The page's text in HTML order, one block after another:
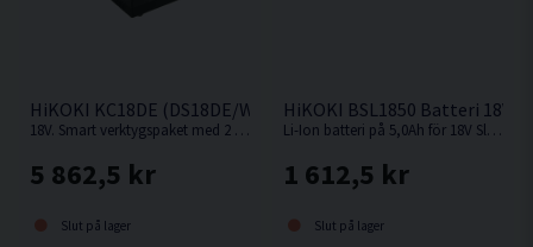
HiKOKI KC18DE (DS18DE/WR18DBDL2) Verktygspaket 18V
18V. Smart verktygspaket med 2 st kompakta och kraftfulla 18V batteriverktyg.
5 862,5 kr
Slut på lager
HiKOKI BSL1850 Batteri 18V
Li-Ion batteri på 5,0Ah för 18V Sladdlösa HiKOKI / Hitachi maskiner med Slide batterifäste.
1 612,5 kr
Slut på lager